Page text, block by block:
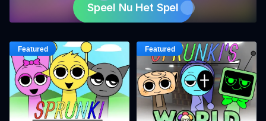
Speel Nu Het Spel